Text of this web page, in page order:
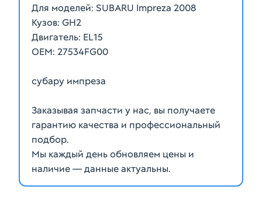
Для моделей: SUBARU Impreza 2008
Кузов: GH2
Двигатель: EL15
ОЕМ: 27534FG00
субару импреза
Заказывая запчасти у нас, вы получаете
гарантию качества и профессиональный
подбор.
Мы каждый день обновляем цены и
наличие — данные актуальны.